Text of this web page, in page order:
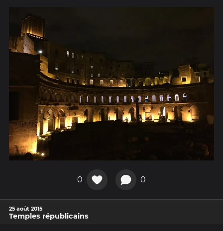
0 0
25 août 2015
Temples républicains